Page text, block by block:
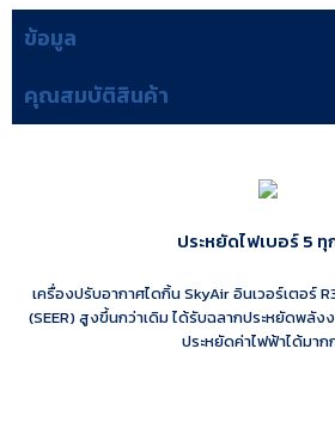
ข้อมูล
คุณสมบัติสินค้า
ประหยัดไฟเบอร์ 5 ทุ
เครื่องปรับอากาศไดกิ้น SkyAir อินเวอร์เตอร์
(SEER) สูงขึ้นกว่าเดิม ได้รับฉลากประหยัดพลั
ประหยัดค่าไฟฟ้าได้มาก